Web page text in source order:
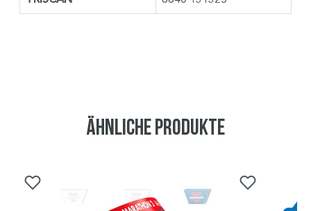
Ähnliche Produkte